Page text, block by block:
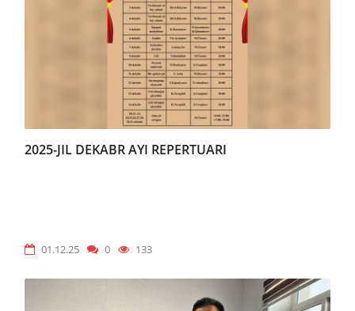
2025-JIL DEKABR AYI REPERTUARI
01.12.25 0 133